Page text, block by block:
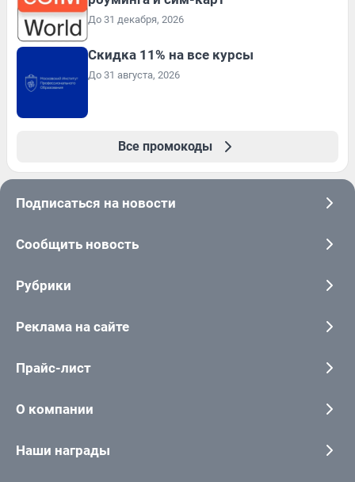
До 31 декабря, 2026
Скидка 11% на все курсы
До 31 августа, 2026
Все промокоды
Подписаться на новости
Сообщить новость
Рубрики
Реклама на сайте
Прайс-лист
О компании
Наши награды